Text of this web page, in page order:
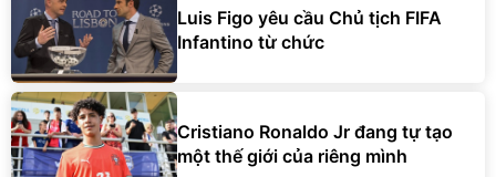
Luis Figo yêu cầu Chủ tịch FIFA
Infantino từ chức
Cristiano Ronaldo Jr đang tự tạo
một thế giới của riêng mình